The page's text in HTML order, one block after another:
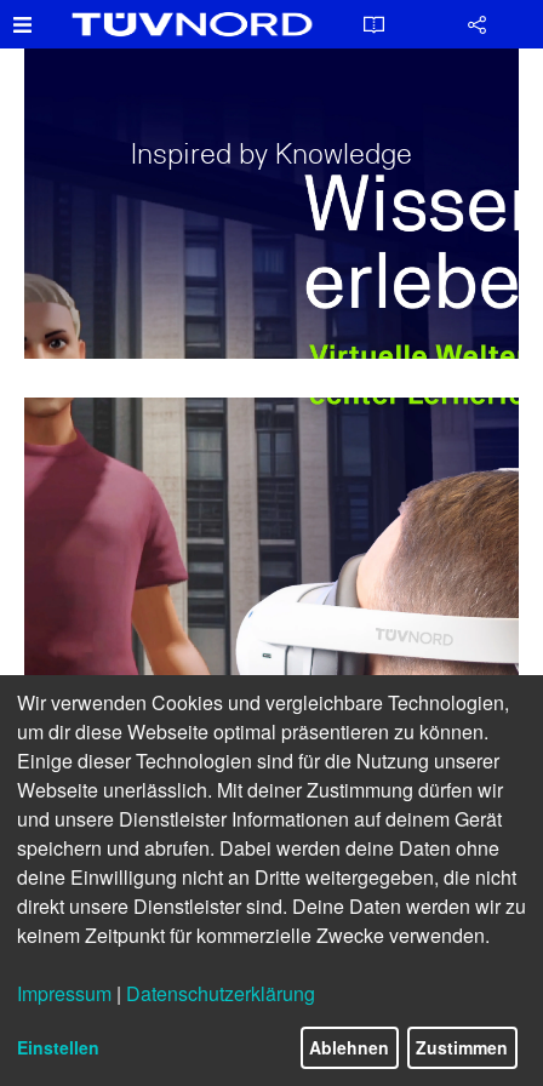
Inspired by Knowledge
Wir verwenden Cookies und vergleichbare Technologien,
um dir diese Webseite optimal präsentieren zu können.
Einige dieser Technologien sind für die Nutzung unserer
Webseite unerlässlich. Mit deiner Zustimmung dürfen wir
und unsere Dienstleister Informationen auf deinem Gerät
speichern und abrufen. Dabei werden deine Daten ohne
deine Einwilligung nicht an Dritte weitergegeben, die nicht
direkt unsere Dienstleister sind. Deine Daten werden wir zu
keinem Zeitpunkt für kommerzielle Zwecke verwenden.
Impressum | Datenschutzerklärung
Einstellen Ablehnen Zustimmen